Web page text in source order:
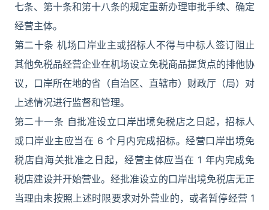
七条、第十条和第十八条的规定重新办理审批手续、确定
经营主体。
第二十条 机场口岸业主或招标人不得与中标人签订阻止
其他免税品经营企业在机场设立免税商品提货点的排他协
议，口岸所在地的省（自治区、直辖市）财政厅（局）对
上述情况进行监督和管理。
第二十一条 自批准设立口岸出境免税店之日起，招标人
或口岸业主应当在 6 个月内完成招标。经营口岸出境免
税店自海关批准之日起，经营主体应当在 1 年内完成免
税店建设并开始营业。经批准设立的口岸出境免税店无正
当理由未按照上述时限要求对外营业的，或者暂停经营 1